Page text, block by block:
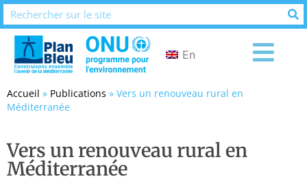
En
Accueil » Publications » Vers un renouveau rural en
Méditerranée
Vers un renouveau rural en
Méditerranée